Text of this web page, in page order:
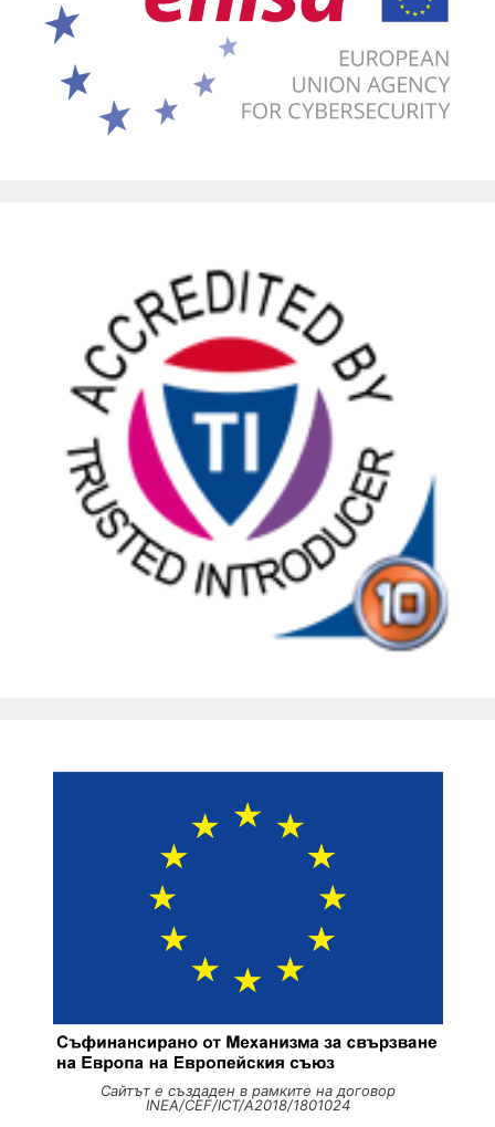
Сайтът е създаден в рамките на договор
INEA/CEF/ICT/A2018/1801024